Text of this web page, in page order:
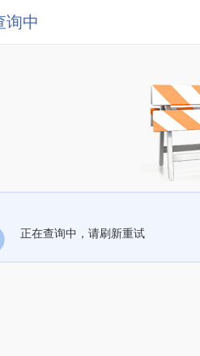
询中
正在查询中，请刷新重试